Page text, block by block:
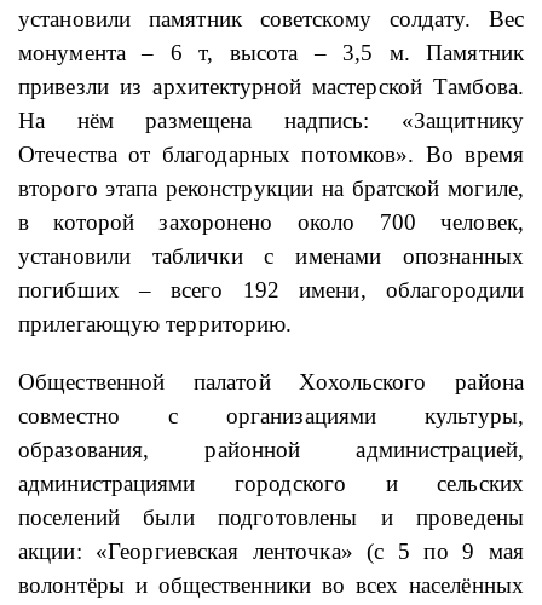
установили памятник советскому солдату. Вес
монумента – 6 т, высота – 3,5 м. Памятник
привезли из архитектурной мастерской Тамбова.
На нём размещена надпись: «Защитнику
Отечества от благодарных потомков». Во время
второго этапа реконструкции на братской могиле,
в которой захоронено около 700 человек,
установили таблички с именами опознанных
погибших – всего 192 имени, облагородили
прилегающую территорию.
Общественной палатой Хохольского района
совместно с организациями культуры,
образования, районной администрацией,
администрациями городского и сельских
поселений были подготовлены и проведены
акции: «Георгиевская ленточка» (с 5 по 9 мая
волонтёры и общественники во всех населённых